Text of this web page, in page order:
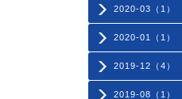
2020-03（1）
2020-01（1）
2019-12（4）
2019-08（1）